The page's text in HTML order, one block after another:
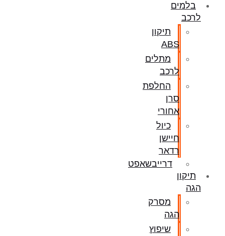
בלמים
לרכב
תיקון
ABS
מתלים
לרכב
החלפת
סרן
אחורי
כיול
חיישן
רדאר
דרייבשאפט
תיקון
הגה
מסרק
הגה
שיפוץ